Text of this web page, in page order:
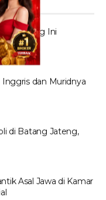
Renang Ini
Inggris dan Muridnya
di Batang Jateng,
Asal Jawa di Kamar